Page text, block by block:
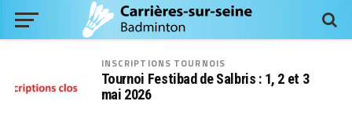
INSCRIPTIONS TOURNOIS
Tournoi Festibad de Salbris : 1, 2 et 3
mai 2026